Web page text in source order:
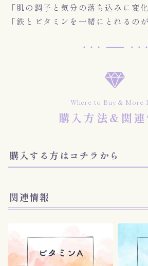
「肌の調子と気分の落ち込みに変
「鉄とビタミンを一緒にとれるの
Where to Buy & More
購入方法&関連
購入する方はコチラから
関連情報